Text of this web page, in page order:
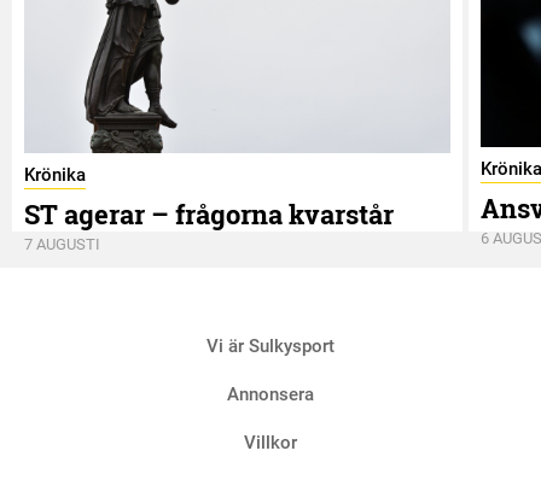
Krönika
ST agerar – frågorna kvarstår
7 AUGUSTI
Krönika
6
Vi är Sulkysport
Annonsera
Villkor